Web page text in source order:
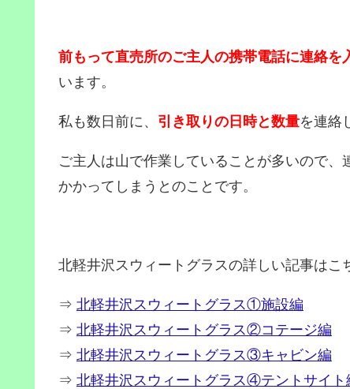
前もって直売所のご主人の携帯電話に連絡を
います。
私も数日前に、 引き取りの日時と数量を連絡
ご主人は山で作業していることが多いので
かかってしまうとのことです。
北軽井沢スウィートグラスの詳しい記事はこ
⇒ 北軽井沢スウィートグラス①施設編
⇒ 北軽井沢スウィートグラス②コテージ編
⇒ 北軽井沢スウィートグラス③キャビン編
⇒ 北軽井沢スウィートグラス④テントサイト